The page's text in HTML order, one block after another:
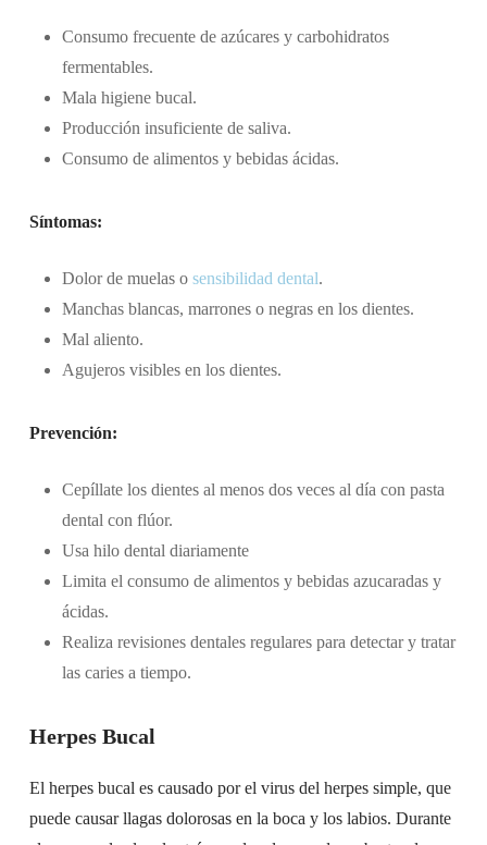
Consumo frecuente de azúcares y carbohidratos
fermentables.
Mala higiene bucal.
Producción insuficiente de saliva.
Consumo de alimentos y bebidas ácidas.
Síntomas:
Dolor de muelas o sensibilidad dental.
Manchas blancas, marrones o negras en los dientes.
Mal aliento.
Agujeros visibles en los dientes.
Prevención:
Cepíllate los dientes al menos dos veces al día con pasta
dental con flúor.
Usa hilo dental diariamente
Limita el consumo de alimentos y bebidas azucaradas y
ácidas.
Realiza revisiones dentales regulares para detectar y tratar
las caries a tiempo.
Herpes Bucal
El herpes bucal es causado por el virus del herpes simple, que
puede causar llagas dolorosas en la boca y los labios. Durante